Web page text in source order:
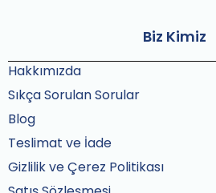
Biz Kimiz
Hakkımızda
Sıkça Sorulan Sorular
Blog
Teslimat ve İade
Gizlilik ve Çerez Politikası